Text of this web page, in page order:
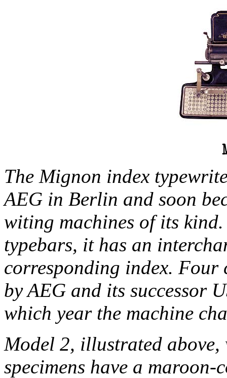
The Mignon index
AEG in Berlin and soon
witing machines of its
typebars, it has an
corresponding index. Four
by AEG and its successor
which year the machine
Model 2, illustrated
specimens have a